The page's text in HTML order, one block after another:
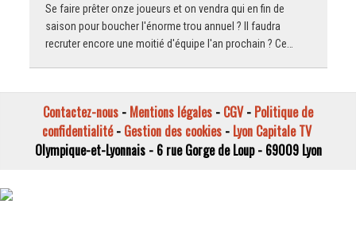
Se faire prêter onze joueurs et on vendra qui en fin de
saison pour boucher l'énorme trou annuel ? Il faudra
recruter encore une moitié d'équipe l'an prochain ? Ce…
Contactez-nous - Mentions légales - CGV- Politique de
confidentialité- Gestion des cookies- Lyon Capitale TV
Olympique-et-Lyonnais - 6 rue Gorge de Loup - 69009 Lyon